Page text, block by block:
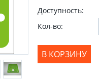
Доступность:
Кол-во:
В КОРЗИНУ